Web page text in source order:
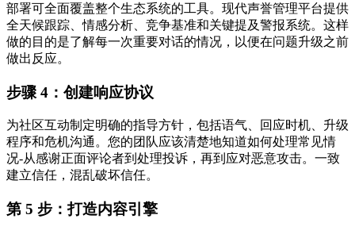
部署可全面覆盖整个生态系统的工具。现代声誉管理平台提供
全天候跟踪、情感分析、竞争基准和关键提及警报系统。这样
做的目的是了解每一次重要对话的情况，以便在问题升级之前
做出反应。
步骤 4：创建响应协议
为社区互动制定明确的指导方针，包括语气、回应时机、升级
程序和危机沟通。您的团队应该清楚地知道如何处理常见情
况-从感谢正面评论者到处理投诉，再到应对恶意攻击。一致
建立信任，混乱破坏信任。
第 5 步：打造内容引擎